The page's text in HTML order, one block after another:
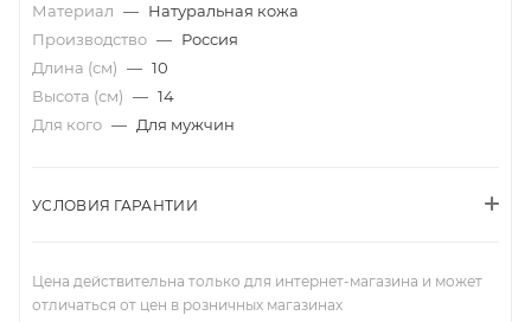
Материал — Натуральная кожа
Производство — Россия
Длина (см) — 10
Высота (см) — 14
Для кого — Для мужчин
УСЛОВИЯ ГАРАНТИИ
Цена действительна только для интернет-магазина и может
отличаться от цен в розничных магазинах